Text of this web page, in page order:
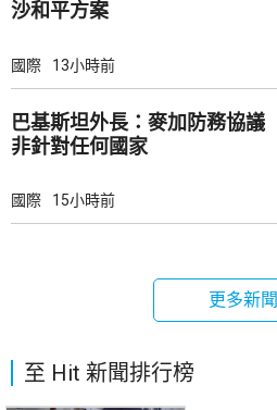
沙和平方案
國際 13小時前
巴基斯坦外長：麥加防務協議
非針對任何國家
國際 15小時前
更多新聞
至 Hit 新聞排行榜